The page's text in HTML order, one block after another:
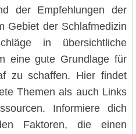
der Empfehlungen der
Gebiet der Schlafmedizin
in übersichtliche
eine gute Grundlage für
zu schaffen. Hier findet
Themen als auch Links
Informiere dich
Faktoren, die einen